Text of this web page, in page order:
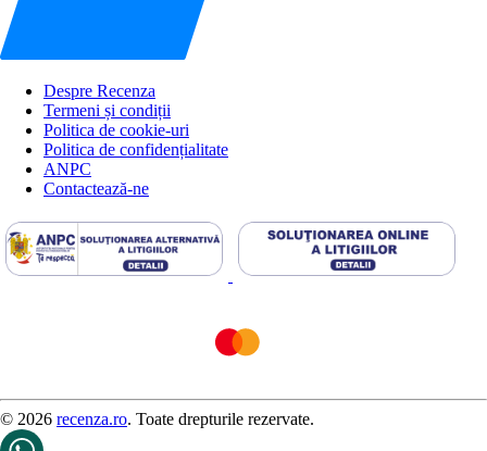
Despre Recenza
Termeni și condiții
Politica de cookie-uri
Politica de confidențialitate
ANPC
Contactează-ne
© 2026 recenza.ro. Toate drepturile rezervate.